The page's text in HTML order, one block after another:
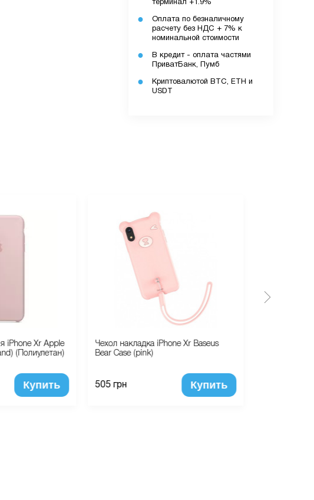
терминал +1.9%
Оплата по безналичному
расчету без НДС + 7% к
номинальной стоимости
В кредит - оплата частями
ПриватБанк, Пумб
Криптовалютой BTC, ETH и
USDT
iPhone Xr Apple
(Полиулетан)
Купить
Чехол накладка iPhone Xr Baseus
Bear Case (pink)
505 грн Купить